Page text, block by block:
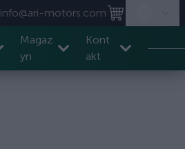
info@ari-motors.com
Magaz
yn
Kont
akt